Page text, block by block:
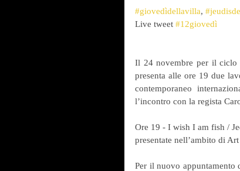
#giovedìdellavilla,
Live tweet #12giovedì
Il 24 novembre per il ciclo
presenta alle ore 19 due
contemporaneo
l’incontro con la regista
Ore 19 - I wish I am fish /
presentate nell’ambito di
Per il nuovo appuntamento